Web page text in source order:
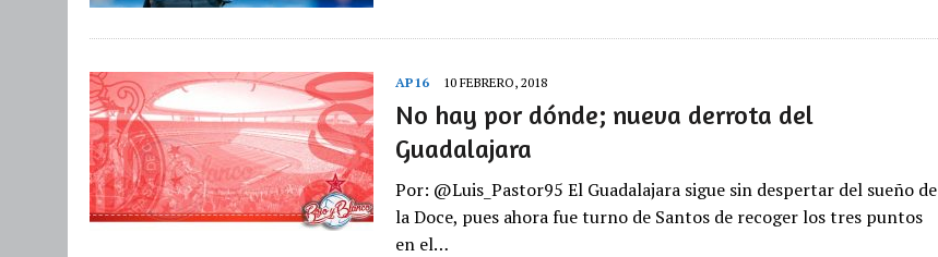
AP16 10 FEBRERO, 2018
No hay por dónde; nueva derrota del
Guadalajara
Por: @Luis_Pastor95 El Guadalajara sigue sin despertar del sueño de
la Doce, pues ahora fue turno de Santos de recoger los tres puntos
en el…